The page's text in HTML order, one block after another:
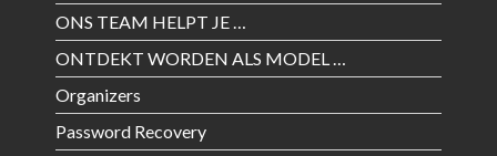
ONS TEAM HELPT JE …
ONTDEKT WORDEN ALS MODEL …
Organizers
Password Recovery